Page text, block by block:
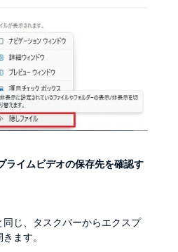
ライムビデオの保存先を確認す
同じ、タスクバーからエクスプ
ます。